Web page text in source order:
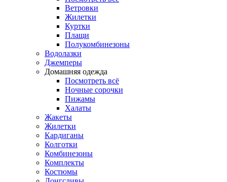
Ветровки
Жилетки
Куртки
Плащи
Полукомбинезоны
Водолазки
Джемперы
Домашняя одежда
Посмотреть всё
Ночные сорочки
Пижамы
Халаты
Жакеты
Жилетки
Кардиганы
Колготки
Комбинезоны
Комплекты
Костюмы